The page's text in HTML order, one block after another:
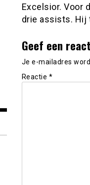
Excelsior. Voor
drie assists. Hij
Geef een
Je e-mailadres
Reactie *